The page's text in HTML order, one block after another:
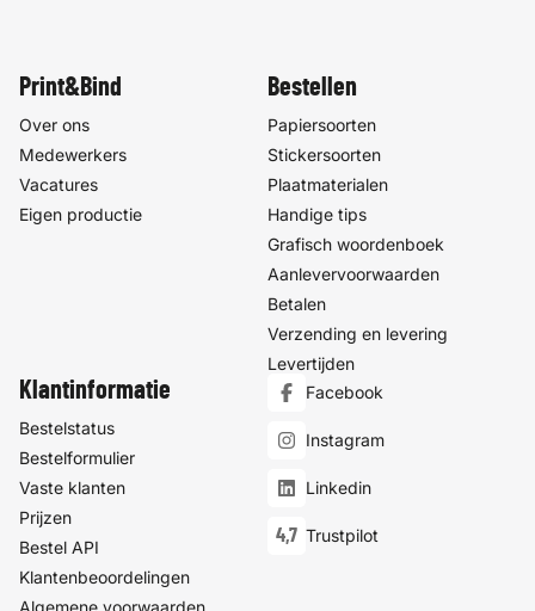
Print&Bind
Over ons
Medewerkers
Vacatures
Eigen productie
Bestellen
Papiersoorten
Stickersoorten
Plaatmaterialen
Handige tips
Grafisch woordenboek
Aanlevervoorwaarden
Betalen
Verzending en levering
Levertijden
Klantinformatie
Bestelstatus
Bestelformulier
Vaste klanten
Prijzen
Bestel API
Klantenbeoordelingen
Algemene voorwaarden
Facebook
Instagram
Linkedin
4,7 Trustpilot